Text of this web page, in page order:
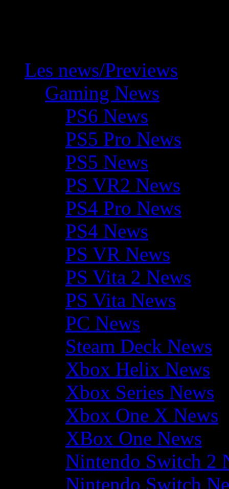
Les news/Previews
Gaming News
PS6 News
PS5 Pro News
PS5 News
PS VR2 News
PS4 Pro News
PS4 News
PS VR News
PS Vita 2 News
PS Vita News
PC News
Steam Deck News
Xbox Helix News
Xbox Series News
Xbox One X News
XBox One News
Nintendo Switch 2
Nintendo Switch